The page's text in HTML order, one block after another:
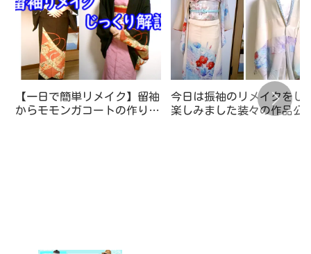
【一日で簡単リメイク】留袖
からモモンガコートの作り方
今日は振袖のリメイクをし
楽しみました装々の作品公